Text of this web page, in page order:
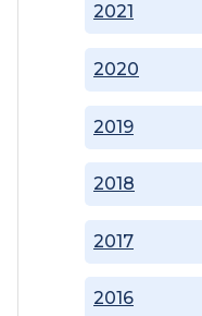
2016
2017
2018
2019
2020
2021